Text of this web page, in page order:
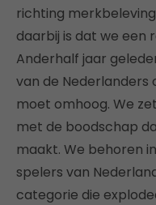
richting
daarbij is dat we een
Anderhalf jaar
van de Nederlanders
moet omhoog. We
met de boodschap
maakt. We behoren
spelers van
categorie die